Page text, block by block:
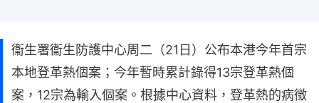
衞生署衞生防護中心周二（21日）公布本港今年首宗
本地登革熱個案；今年暫時累計錄得13宗登革熱個
案，12宗為輸入個案。根據中心資料，登革熱的病徵